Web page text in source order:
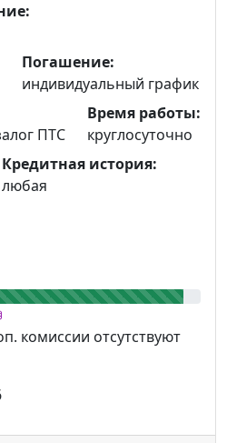
Погашение:
индивидуальный график
ПТС
Время работы:
круглосуточно
Кредитная история:
любая
комиссии отсутствуют